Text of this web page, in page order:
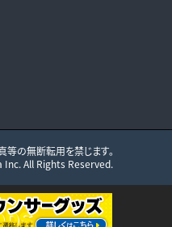
の無断転用を禁じます。
Inc. All Rights Reserved.